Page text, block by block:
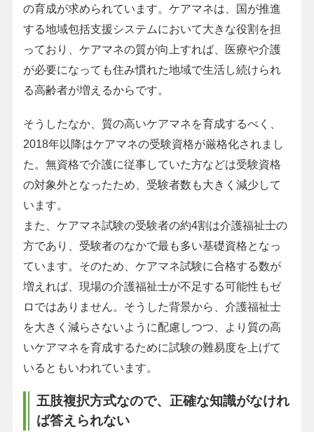
の育成が求められています。ケアマネは、国が推進
する地域包括支援システムにおいて大きな役割を担
っており、ケアマネの質が向上すれば、医療や介護
が必要になっても住み慣れた地域で生活し続けられ
る高齢者が増えるからです。
そうしたなか、質の高いケアマネを育成するべく、
2018年以降はケアマネの受験資格が厳格化されまし
た。無資格で介護に従事していた方などは受験資格
の対象外となったため、受験者数も大きく減少して
います。
また、ケアマネ試験の受験者の約4割は介護福祉士の
方であり、受験者のなかで最も多い基礎資格となっ
ています。そのため、ケアマネ試験に合格する数が
増えれば、現場の介護福祉士が不足する可能性もゼ
ロではありません。そうした背景から、介護福祉士
を大きく減らさないように配慮しつつ、より質の高
いケアマネを育成するために試験の難易度を上げて
いるともいわれています。
五肢複択方式なので、正確な知識がなけれ
ば答えられない